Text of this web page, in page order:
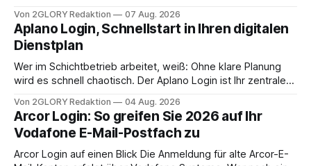
erledigen? Die kurze Antwort: Bei einfachen
Einkommensverhältnissen reicht häufig eine Steuersoftware
aus – sobald jedoch mehrere Einkunftsarten
zusammentreffen oder größere finanzielle Veränderungen
anstehen, zahlt sich professionelle Unterstützung meist
Von 2GLORY Redaktion 07 Aug. 2026
Aplano Login, Schnellstart in Ihren digitalen
Dienstplan
Wer im Schichtbetrieb arbeitet, weiß: Ohne klare Planung
wird es schnell chaotisch. Der Aplano Login ist Ihr zentraler
abwesenheiten und die gesamte kommunikation rund um
Ihr personal digital zu organisieren. In diesem Leitfaden
erfahren Sie alles, was Sie für einen reibungslosen Einstieg
brauchen, von der Registrierung
Von 2GLORY Redaktion 04 Aug. 2026
Arcor Login: So greifen Sie 2026 auf Ihr
Vodafone E-Mail-Postfach zu
Arcor Login auf einen Blick Die Anmeldung für alte Arcor-E-